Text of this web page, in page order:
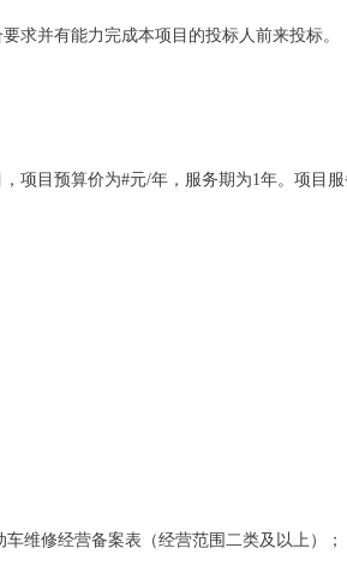
求并有能力完成本项目的投标人前来投标。
项目预算价为#元/年，服务期为1年。项目
维修经营备案表（经营范围二类及以上）；